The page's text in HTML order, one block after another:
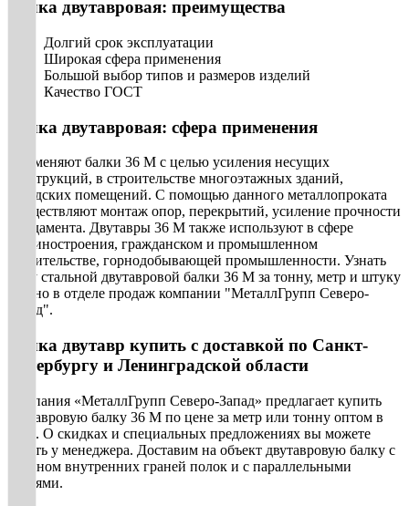
Балка двутавровая: преимущества
Долгий срок эксплуатации
Широкая сфера применения
Большой выбор типов и размеров изделий
Качество ГОСТ
Балка двутавровая: сфера применения
Применяют балки 36 М с целью усиления несущих
конструкций, в строительстве многоэтажных зданий,
складских помещений. С помощью данного металлопроката
осуществляют монтаж опор, перекрытий, усиление прочности
фундамента. Двутавры 36 М также используют в сфере
машиностроения, гражданском и промышленном
строительстве, горнодобывающей промышленности. Узнать
цену стальной двутавровой балки 36 М за тонну, метр и штуку
можно в отделе продаж компании "МеталлГрупп Северо-
Запад".
Балка двутавр купить с доставкой по Санкт-
Петербургу и Ленинградской области
Компания «МеталлГрупп Северо-Запад» предлагает купить
двутавровую балку 36 М по цене за метр или тонну оптом в
СПб. О скидках и специальных предложениях вы можете
узнать у менеджера. Доставим на объект двутавровую балку с
уклоном внутренних граней полок и с параллельными
гранями.